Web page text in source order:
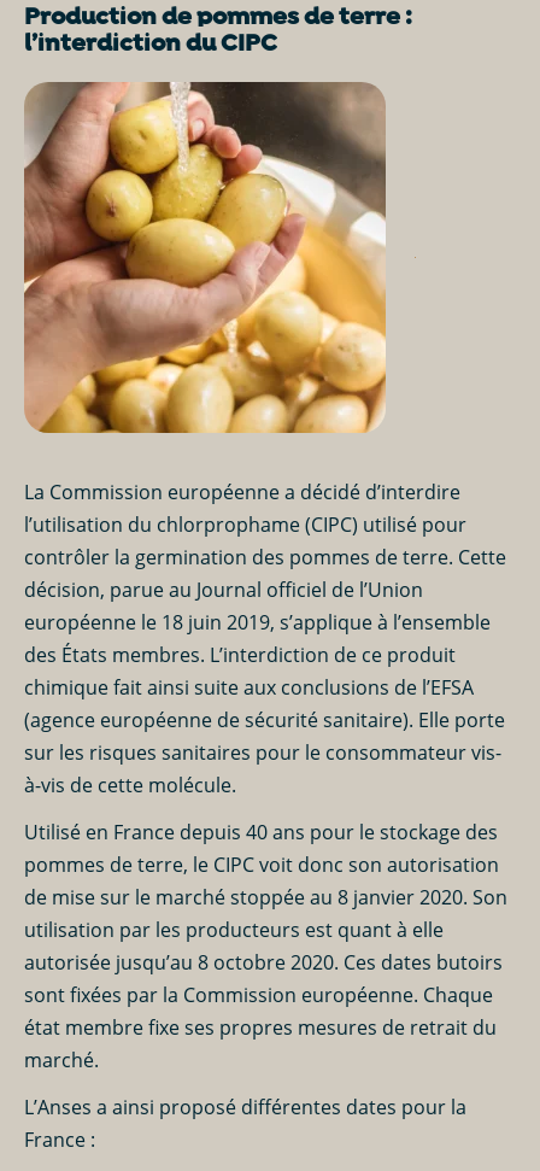
Production de pommes de terre :
l’interdiction du CIPC
La Commission européenne a décidé d’interdire
l’utilisation du chlorprophame (CIPC) utilisé pour
contrôler la germination des pommes de terre. Cette
décision, parue au Journal officiel de l’Union
européenne le 18 juin 2019, s’applique à l’ensemble
des États membres. L’interdiction de ce produit
chimique fait ainsi suite aux conclusions de l’EFSA
(agence européenne de sécurité sanitaire). Elle porte
sur les risques sanitaires pour le consommateur vis-
à-vis de cette molécule.
Utilisé en France depuis 40 ans pour lestockage des
pommes de terre, le CIPC voit donc son autorisation
de mise sur le marché stoppée au 8 janvier 2020. Son
utilisation par les producteurs est quant à elle
autorisée jusqu’au 8 octobre 2020. Ces dates butoirs
sont fixées par la Commission européenne. Chaque
état membre fixe ses propres mesures de retrait du
marché.
L’Anses a ainsi proposé différentes dates pour la
France :